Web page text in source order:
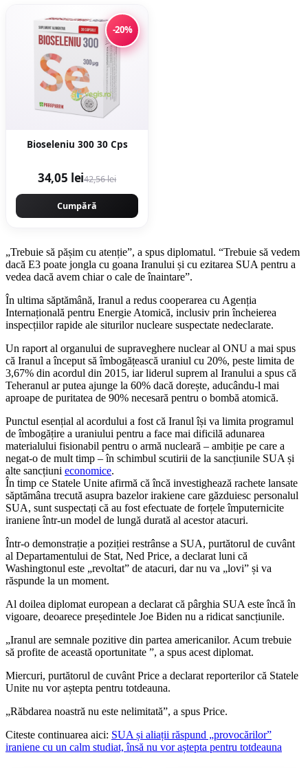
-20%
Bioseleniu 300 30 Cps
34,05 lei42,56 lei
Cumpără
„Trebuie să pășim cu atenție”, a spus diplomatul. “Trebuie să vedem
dacă E3 poate jongla cu goana Iranului și cu ezitarea SUA pentru a
vedea dacă avem chiar o cale de înaintare”.
În ultima săptămână, Iranul a redus cooperarea cu Agenția
Internațională pentru Energie Atomică, inclusiv prin încheierea
inspecțiilor rapide ale siturilor nucleare suspectate nedeclarate.
Un raport al organului de supraveghere nuclear al ONU a mai spus
că Iranul a început să îmbogățească uraniul cu 20%, peste limita de
3,67% din acordul din 2015, iar liderul suprem al Iranului a spus că
Teheranul ar putea ajunge la 60% dacă dorește, aducându-l mai
aproape de puritatea de 90% necesară pentru o bombă atomică.
Punctul esențial al acordului a fost că Iranul își va limita programul
de îmbogățire a uraniului pentru a face mai dificilă adunarea
materialului fisionabil pentru o armă nucleară – ambiție pe care a
negat-o de mult timp – în schimbul scutirii de la sancțiunile SUA și
alte sancțiuni economice.
În timp ce Statele Unite afirmă că încă investighează rachete lansate
săptămâna trecută asupra bazelor irakiene care găzduiesc personalul
SUA, sunt suspectați că au fost efectuate de forțele împuternicite
iraniene într-un model de lungă durată al acestor atacuri.
Într-o demonstrație a poziției restrânse a SUA, purtătorul de cuvânt
al Departamentului de Stat, Ned Price, a declarat luni că
Washingtonul este „revoltat” de atacuri, dar nu va „lovi” și va
răspunde la un moment.
Al doilea diplomat european a declarat că pârghia SUA este încă în
vigoare, deoarece președintele Joe Biden nu a ridicat sancțiunile.
„Iranul are semnale pozitive din partea americanilor. Acum trebuie
să profite de această oportunitate ”, a spus acest diplomat.
Miercuri, purtătorul de cuvânt Price a declarat reporterilor că Statele
Unite nu vor aștepta pentru totdeauna.
„Răbdarea noastră nu este nelimitată”, a spus Price.
Citeste continuarea aici: SUA și aliații răspund „provocărilor”
iraniene cu un calm studiat, însă nu vor aștepta pentru totdeauna